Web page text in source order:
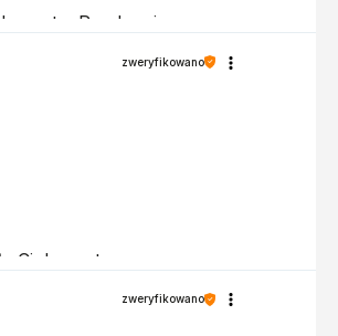
gustu. Pozdrawiamy
do gustu.
zweryfikowano
zweryfikowano